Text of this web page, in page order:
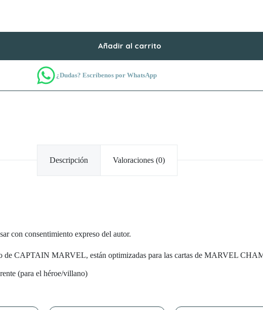
Añadir al carrito
¿Dudas? Escríbenos por WhatsApp
Descripción Valoraciones (0)
con consentimiento expreso del autor.
CAPTAIN MARVEL, están optimizadas para las cartas de MARVEL
(para el héroe/villano)